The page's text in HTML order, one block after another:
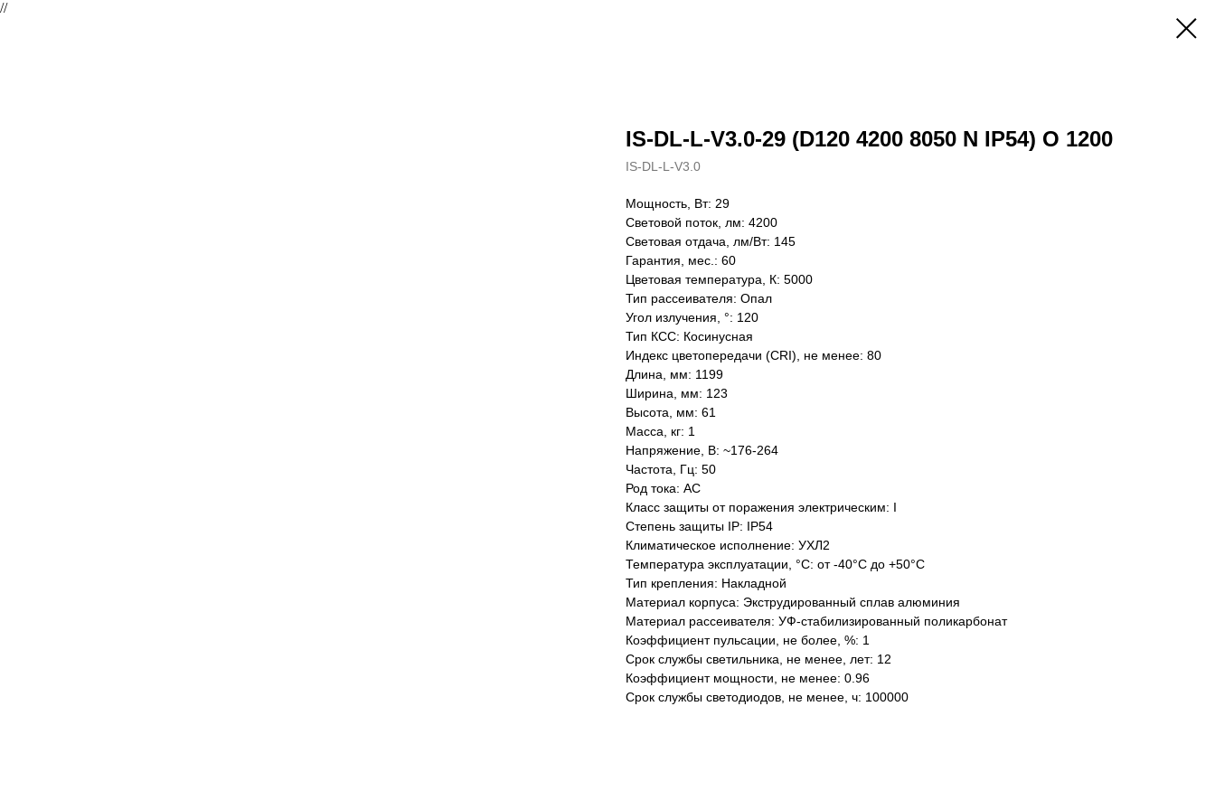
//
IS-DL-L-V3.0-29 (D120 4200 8050 N IP54) O 1200
IS-DL-L-V3.0
Мощность, Вт: 29
Световой поток, лм: 4200
Световая отдача, лм/Вт: 145
Гарантия, мес.: 60
Цветовая температура, К: 5000
Тип рассеивателя: Опал
Угол излучения, °: 120
Тип КСС: Косинусная
Индекс цветопередачи (CRI), не менее: 80
Длина, мм: 1199
Ширина, мм: 123
Высота, мм: 61
Масса, кг: 1
Напряжение, В: ~176-264
Частота, Гц: 50
Род тока: AC
Класс защиты от поражения электрическим: I
Степень защиты IP: IP54
Климатическое исполнение: УХЛ2
Температура эксплуатации, °С: от -40°C до +50°C
Тип крепления: Накладной
Материал корпуса: Экструдированный сплав алюминия
Материал рассеивателя: УФ-стабилизированный поликарбонат
Коэффициент пульсации, не более, %: 1
Срок службы светильника, не менее, лет: 12
Коэффициент мощности, не менее: 0.96
Срок службы светодиодов, не менее, ч: 100000